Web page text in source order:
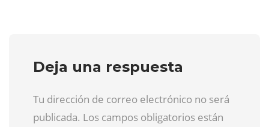
Deja una respuesta
Tu dirección de correo electrónico no será
publicada. Los campos obligatorios están